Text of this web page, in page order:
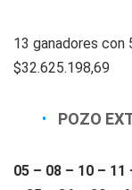
13 ganadores con
$32.625.198,69
POZO
05 – 08 – 10 – 11